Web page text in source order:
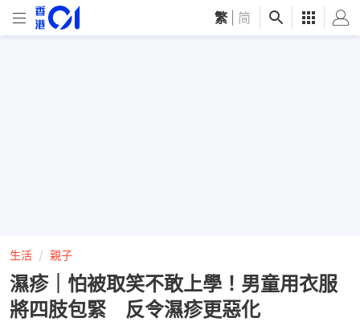
繁 简
生活 親子
濕疹｜怕被取笑不敢上學！男童用衣服
將四肢包緊 反令濕疹更惡化